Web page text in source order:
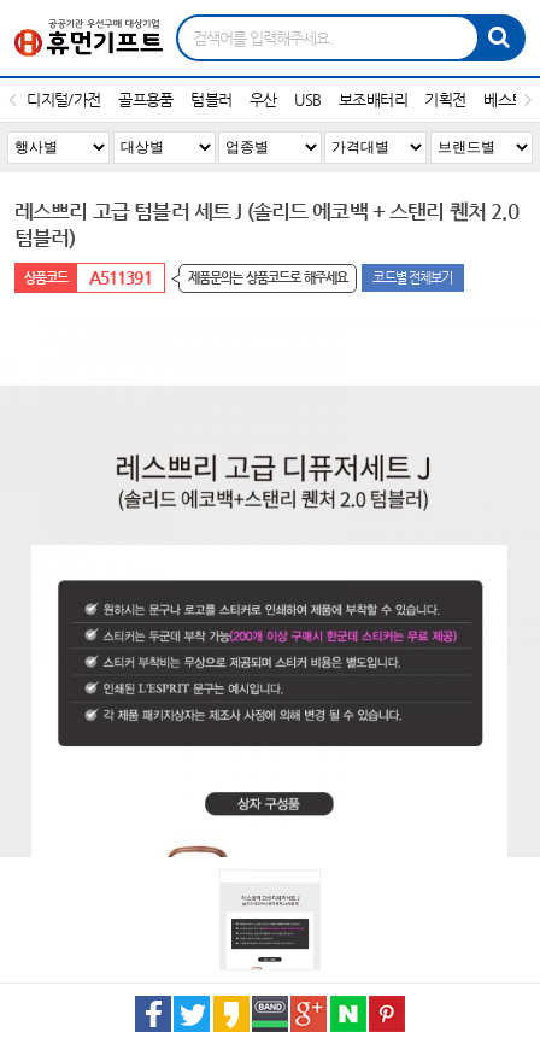
디지털/가전 골프용품 텀블러 우산 USB 보조배터리 기획전 베스트
레스쁘리 고급 텀블러 세트 J (솔리드 에코백 + 스탠리 퀜처 2.0
텀블러)
A511391 제품문의는 상품코드로 해주세요 코드별 전체보기